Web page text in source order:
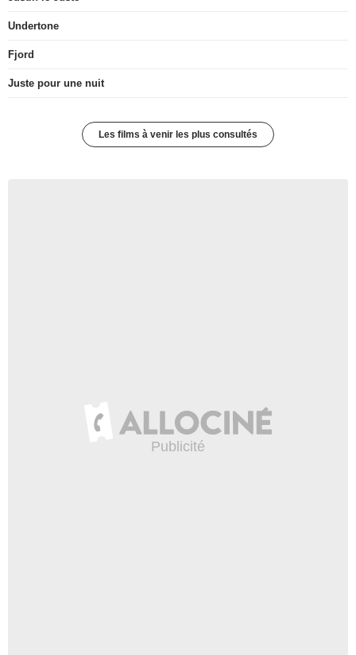
Undertone
Fjord
Juste pour une nuit
Les films à venir les plus consultés